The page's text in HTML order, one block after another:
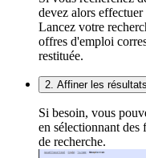
devez alors effectuer
Lancez votre
offres d'emploi
restituée.
2. Affiner les
Si besoin, vous
en sélectionnant des
de recherche.